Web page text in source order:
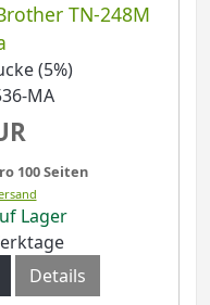
TN-248M
(5%)
MA
100 Seiten
Lager
Details